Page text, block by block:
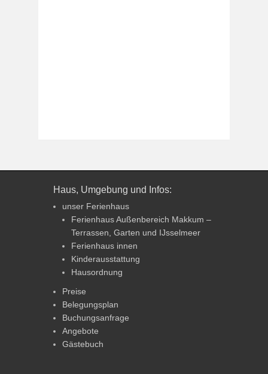
Haus, Umgebung und Infos:
unser Ferienhaus
Ferienhaus Außenbereich Makkum –
Terrassen, Garten und IJsselmeer
Ferienhaus innen
Kinderausstattung
Hausordnung
Preise
Belegungsplan
Buchungsanfrage
Angebote
Gästebuch